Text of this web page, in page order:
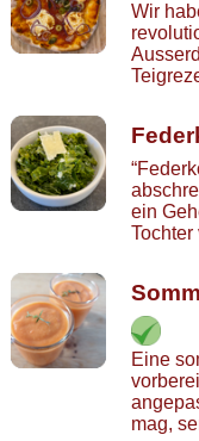
Wir
ein
Eine
mag,